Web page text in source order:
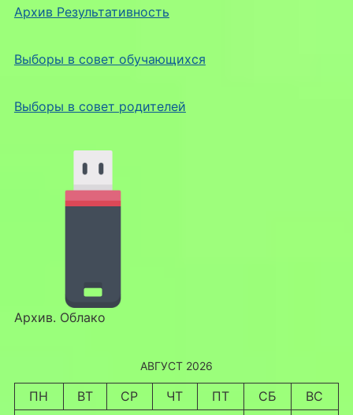
Архив Результативность
Выборы в совет обучающихся
Выборы в совет родителей
Архив. Облако
АВГУСТ 2026
ПН ВТ СР ЧТ ПТ СБ
ВС